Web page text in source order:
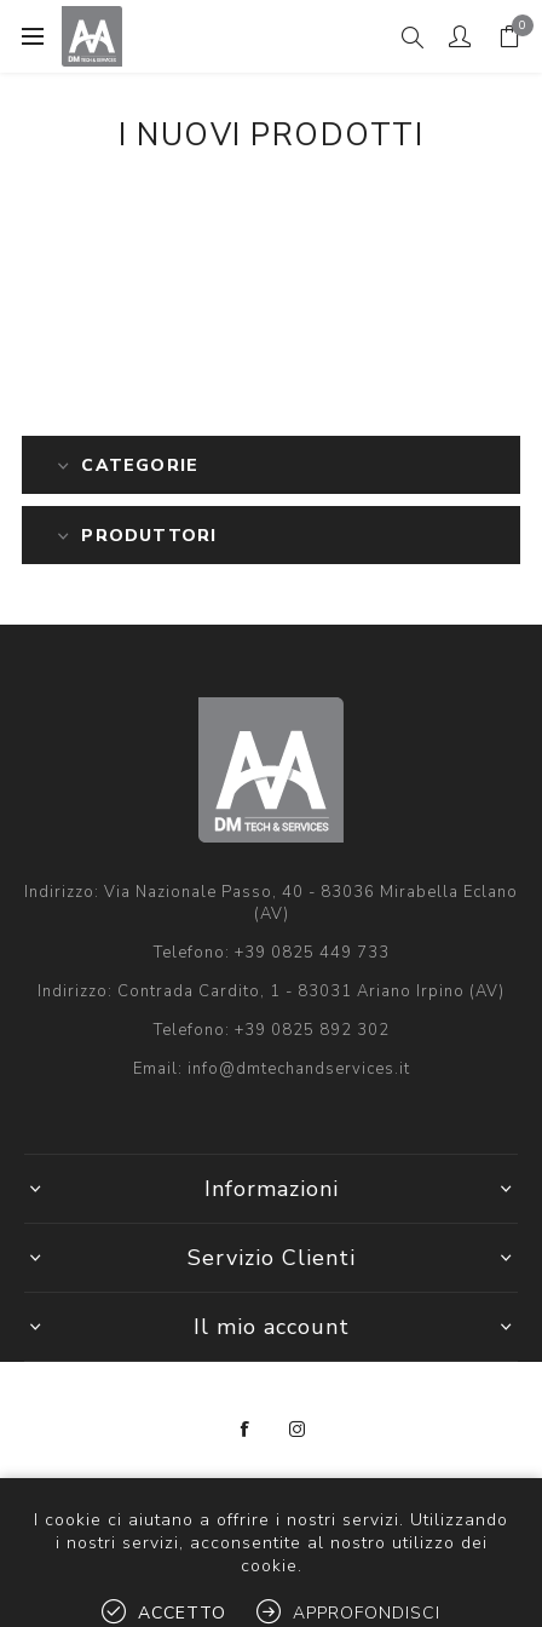
0
I NUOVI PRODOTTI
CATEGORIE
PRODUTTORI
Indirizzo: Via Nazionale Passo, 40 - 83036 Mirabella Eclano
(AV)
Telefono: +39 0825 449 733
Indirizzo: Contrada Cardito, 1 - 83031 Ariano Irpino (AV)
Telefono: +39 0825 892 302
Email: info@dmtechandservices.it
Informazioni
Servizio Clienti
Il mio account
P. Iva 14297841000
Powered bynopCommerce
Designed by e-direct.it
I cookie ci aiutano a offrire i nostri servizi. Utilizzando
i nostri servizi, acconsentite al nostro utilizzo dei
cookie.
ACCETTO APPROFONDISCI